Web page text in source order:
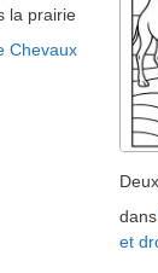
la prairie
Chevaux
dans
et